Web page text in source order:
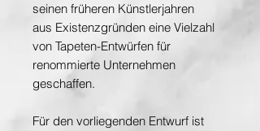
seinen früheren Künstlerjahren
aus Existenzgründen eine Vielzahl
von Tapeten-Entwürfen für
renommierte Unternehmen
geschaffen.
Für den vorliegenden Entwurf ist